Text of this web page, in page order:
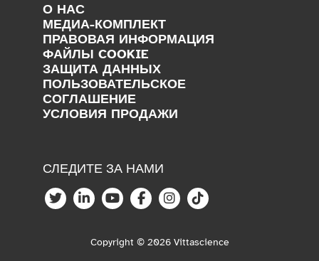
О НАС
МЕДИА-КОМПЛЕКТ
ПРАВОВАЯ ИНФОРМАЦИЯ
ФАЙЛЫ COOKIE
ЗАЩИТА ДАННЫХ
ПОЛЬЗОВАТЕЛЬСКОЕ
СОГЛАШЕНИЕ
УСЛОВИЯ ПРОДАЖИ
СЛЕДИТЕ ЗА НАМИ
Copyright © 2026 Vittascience